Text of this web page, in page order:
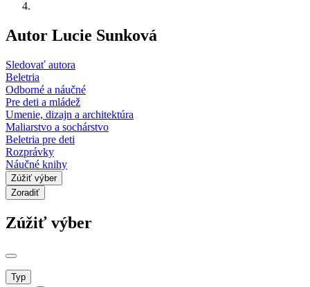
Autor Lucie Sunková
Sledovať autora
Beletria
Odborné a náučné
Pre deti a mládež
Umenie, dizajn a architektúra
Maliarstvo a sochárstvo
Beletria pre deti
Rozprávky
Náučné knihy
Zúžiť výber
Zoradiť
Zúžiť výber
Typ